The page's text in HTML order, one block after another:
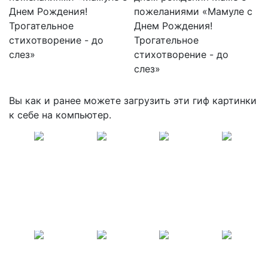
Вы как и ранее можете загрузить эти гиф картинки
к себе на компьютер.